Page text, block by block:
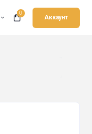
0
Аккаунт